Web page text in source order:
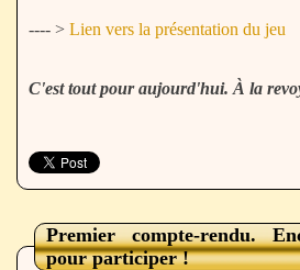
---- > Lien vers la présentation du jeu
C'est tout pour aujourd'hui. À la
Premier compte-rendu.
pour participer !